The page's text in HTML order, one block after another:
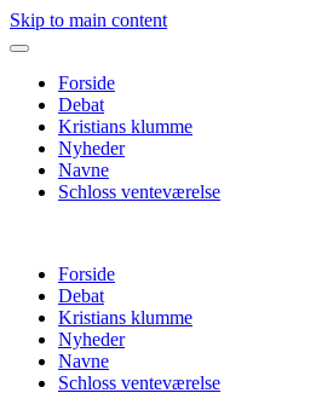
Skip to main content
Forside
Debat
Kristians klumme
Nyheder
Navne
Schloss venteværelse
Forside
Debat
Kristians klumme
Nyheder
Navne
Schloss venteværelse